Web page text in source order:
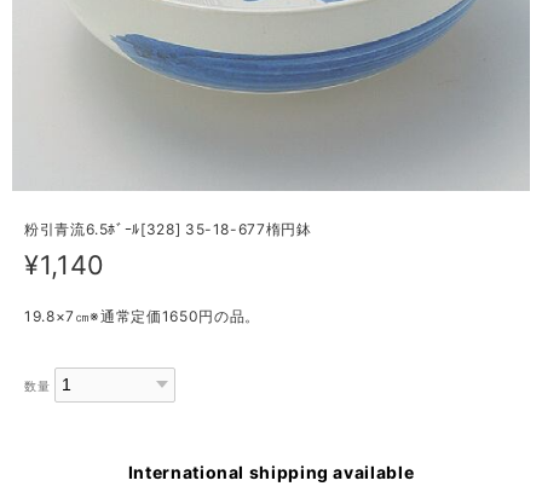
粉引青流6.5ﾎﾞｰﾙ[328] 35-18-677楕円鉢
¥1,140
19.8×7㎝※通常定価1650円の品。
数量
International shipping available